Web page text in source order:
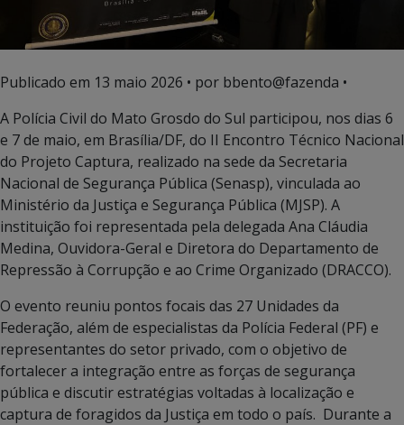
Publicado em 13 maio 2026 • por bbento@fazenda •
A Polícia Civil do Mato Grosdo do Sul participou, nos dias 6
e 7 de maio, em Brasília/DF, do II Encontro Técnico Nacional
do Projeto Captura, realizado na sede da Secretaria
Nacional de Segurança Pública (Senasp), vinculada ao
Ministério da Justiça e Segurança Pública (MJSP). A
instituição foi representada pela delegada Ana Cláudia
Medina, Ouvidora-Geral e Diretora do Departamento de
Repressão à Corrupção e ao Crime Organizado (DRACCO).
O evento reuniu pontos focais das 27 Unidades da
Federação, além de especialistas da Polícia Federal (PF) e
representantes do setor privado, com o objetivo de
fortalecer a integração entre as forças de segurança
pública e discutir estratégias voltadas à localização e
captura de foragidos da Justiça em todo o país. Durante a